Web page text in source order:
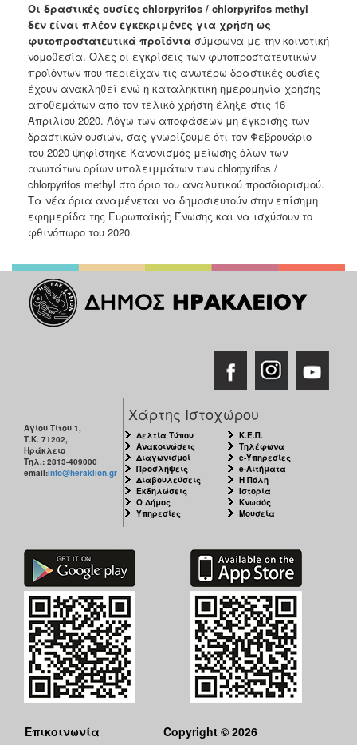
Οι δραστικές ουσίες chlorpyrifos / chlorpyrifos methyl
δεν είναι πλέον εγκεκριμένες για χρήση ως
φυτοπροστατευτικά προϊόντα σύμφωνα με την κοινοτική
νομοθεσία. Όλες οι εγκρίσεις των φυτοπροστατευτικών
προϊόντων που περιείχαν τις ανωτέρω δραστικές ουσίες
έχουν ανακληθεί ενώ η καταληκτική ημερομηνία χρήσης
αποθεμάτων από τον τελικό χρήστη έληξε στις 16
Απριλίου 2020. Λόγω των αποφάσεων μη έγκρισης των
δραστικών ουσιών, σας γνωρίζουμε ότι τον Φεβρουάριο
του 2020 ψηφίστηκε Κανονισμός μείωσης όλων των
ανωτάτων ορίων υπολειμμάτων των chlorpyrifos /
chlorpyrifos methyl στο όριο του αναλυτικού προσδιορισμού.
Τα νέα όρια αναμένεται να δημοσιευτούν στην επίσημη
εφημερίδα της Ευρωπαϊκής Ένωσης και να ισχύσουν το
φθινόπωρο του 2020.
Αγίου Τίτου 1,
Τ.Κ. 71202,
Ηράκλειο
Τηλ.: 2813-409000
email:info@heraklion.gr
Χάρτης Ιστοχώρου
Δελτία Τύπου
Ανακοινώσεις
Διαγωνισμοί
Προσλήψεις
Διαβουλεύσεις
Εκδηλώσεις
Ο Δήμος
Υπηρεσίες
Κ.Ε.Π.
Τηλέφωνα
e-Υπηρεσίες
e-Αιτήματα
Η Πόλη
Ιστορία
Κνωσός
Μουσεία
Επικοινωνία
Copyright © 2026